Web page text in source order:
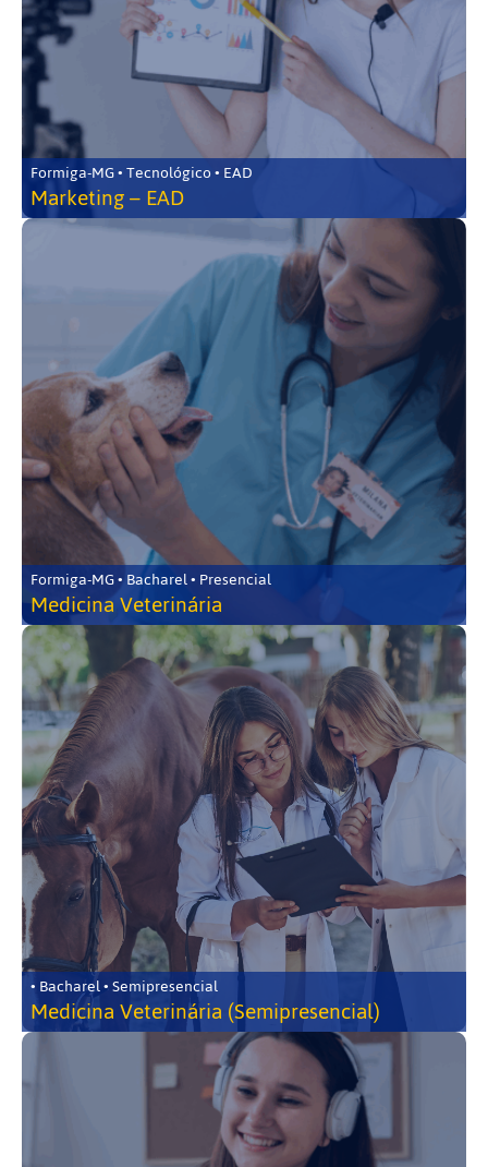
Formiga-MG • Tecnológico • EAD
Marketing – EAD
Formiga-MG • Bacharel • Presencial
Medicina Veterinária
• Bacharel • Semipresencial
Medicina Veterinária (Semipresencial)